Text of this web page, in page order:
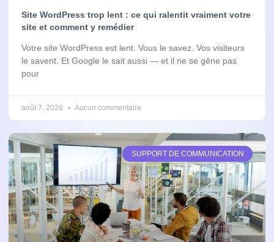
Site WordPress trop lent : ce qui ralentit vraiment votre
site et comment y remédier
Votre site WordPress est lent. Vous le savez. Vos visiteurs
le savent. Et Google le sait aussi — et il ne se gêne pas
pour
août 7, 2026 Aucun commentaire
SUPPORT DE COMMUNICATION